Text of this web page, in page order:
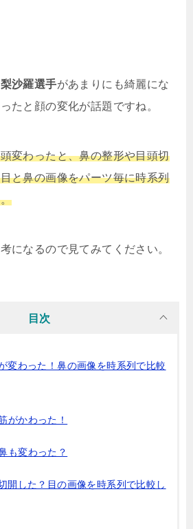
沙羅選手があまりにも綺麗にな
たと顔の変化が話題ですね。
変わったと、鼻の整形や目頭切
と鼻の画像をパーツ毎に時系列
になるので見てみてください。
目次
変わった！鼻の画像を時系列で比較
がかわった！
も変わった？
開した？目の画像を時系列で比較し